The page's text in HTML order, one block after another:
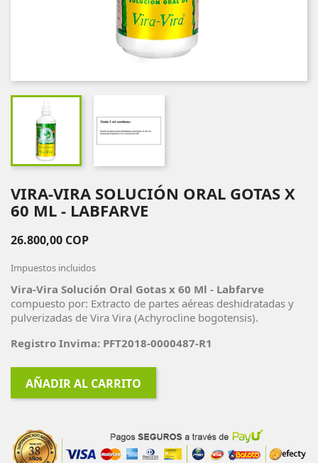
VIRA-VIRA SOLUCIÓN ORAL GOTAS X
60 ML - LABFARVE
26.800,00 COP
Impuestos incluidos
Vira-Vira Solución Oral Gotas x 60 Ml - Labfarve
compuesto por: Extracto de partes aéreas deshidratadas y
pulverizadas de Vira Vira (Achyrocline bogotensis).
Registro Invima: PFT2018-0000487-R1
AÑADIR AL CARRITO